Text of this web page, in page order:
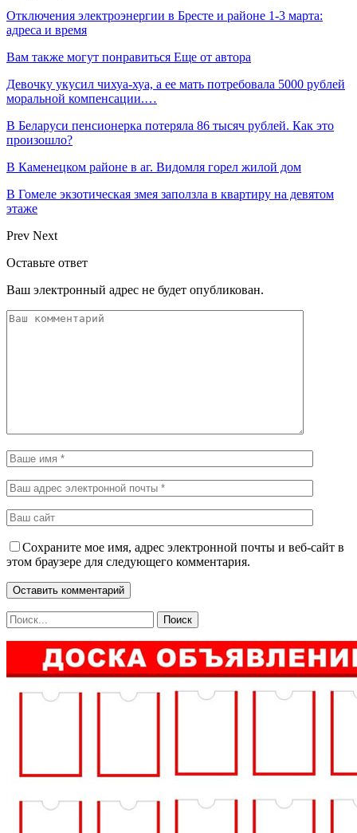
Отключения электроэнергии в Бресте и районе 1-3 марта:
адреса и время
Вам также могут понравиться Еще от автора
Девочку укусил чихуа-хуа, а ее мать потребовала 5000 рублей
моральной компенсации.…
В Беларуси пенсионерка потеряла 86 тысяч рублей. Как это
произошло?
В Каменецком районе в аг. Видомля горел жилой дом
В Гомеле экзотическая змея заползла в квартиру на девятом
этаже
Prev Next
Оставьте ответ
Ваш электронный адрес не будет опубликован.
Сохраните мое имя, адрес электронной почты и веб-сайт в
этом браузере для следующего комментария.